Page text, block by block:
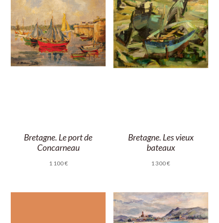
Bretagne. Le port de
Concarneau
1 100€
Bretagne. Les vieux
bateaux
1 300€